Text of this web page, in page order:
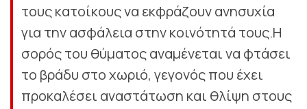
τους κατοίκους να εκφράζουν ανησυχία
για την ασφάλεια στην κοινότητά τους.Η
σορός του θύματος αναμένεται να φτάσει
το βράδυ στο χωριό, γεγονός που έχει
προκαλέσει αναστάτωση και θλίψη στους